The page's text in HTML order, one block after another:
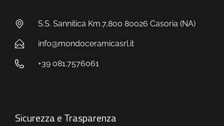
S.S. Sannitica Km.7,800 80026 Casoria (NA)
info@mondoceramicasrl.it
+39 081.7576061
Sicurezza e Trasparenza